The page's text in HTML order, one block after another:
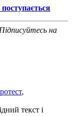
на
,
текст і